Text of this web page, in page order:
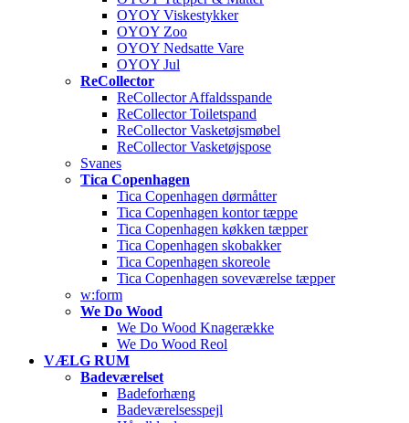
OYOY Viskestykker
OYOY Zoo
OYOY Nedsatte Vare
OYOY Jul
ReCollector
ReCollector Affaldsspande
ReCollector Toiletspand
ReCollector Vasketøjsmøbel
ReCollector Vasketøjspose
Svanes
Tica Copenhagen
Tica Copenhagen dørmåtter
Tica Copenhagen kontor tæppe
Tica Copenhagen køkken tæpper
Tica Copenhagen skobakker
Tica Copenhagen skoreole
Tica Copenhagen soveværelse tæpper
w:form
We Do Wood
We Do Wood Knagerække
We Do Wood Reol
VÆLG RUM
Badeværelset
Badeforhæng
Badeværelsesspejl